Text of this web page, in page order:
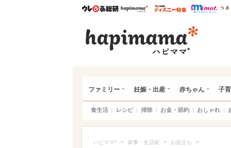
ウレぴあ総研ハピママ* ウレぴあ総
ファミリー 妊娠・出産 赤ちゃん 子
食生活 レシピ 掃除 お金・節約 おしゃれ
ハピママ* > 家事・生活術 > お役立ち >